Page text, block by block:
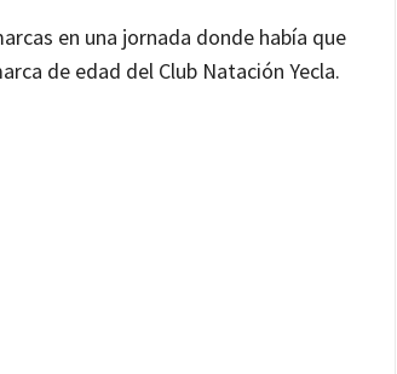
en una jornada donde había que
de edad del Club Natación Yecla.